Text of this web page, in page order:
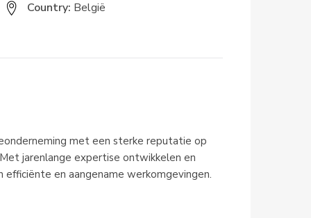
Country: België
met een sterke reputatie op
jarenlange expertise ontwikkelen en
efficiënte en aangename werkomgevingen.